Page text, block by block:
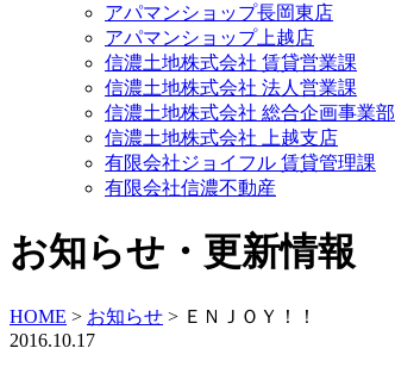
アパマンショップ長岡東店
アパマンショップ上越店
信濃土地株式会社 賃貸営業課
信濃土地株式会社 法人営業課
信濃土地株式会社 総合企画事業部
信濃土地株式会社 上越支店
有限会社ジョイフル 賃貸管理課
有限会社信濃不動産
お知らせ・更新情報
HOME > お知らせ > ＥＮＪＯＹ！！
2016.10.17